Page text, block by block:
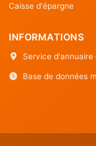
Caisse d'épargne
INFORMATIONS
Service
Base de données